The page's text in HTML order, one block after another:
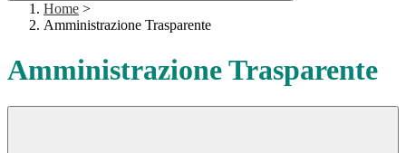
Home >
Amministrazione Trasparente
Amministrazione Trasparente